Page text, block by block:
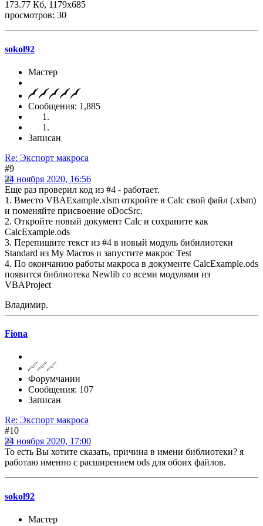
173.77 Кб, 1179x685
просмотров: 30
sokol92
Мастер
Сообщения: 1,885
Записан
Re: Экспорт макроса
#9
24 ноября 2020, 16:56
Еще раз проверил код из #4 - работает.
1. Вместо VBAExample.xlsm откройте в Calc свой файл (.xlsm)
и поменяйте присвоение oDocSrc.
2. Откройте новый документ Calc и сохраните как
CalcExample.ods
3. Перепишите текст из #4 в новый модуль бибилиотеки
Standard из My Macros и запустите макрос Test
4. По окончанию работы макроса в документе CalcExample.ods
появится библиотека Newlib со всеми модулями из
VBAProject
Владимир.
Fiona
Форумчанин
Сообщения: 107
Записан
Re: Экспорт макроса
#10
24 ноября 2020, 17:00
То есть Вы хотите сказать, причина в имени библиотеки? я
работаю именно с расширением ods для обоих файлов.
sokol92
Мастер